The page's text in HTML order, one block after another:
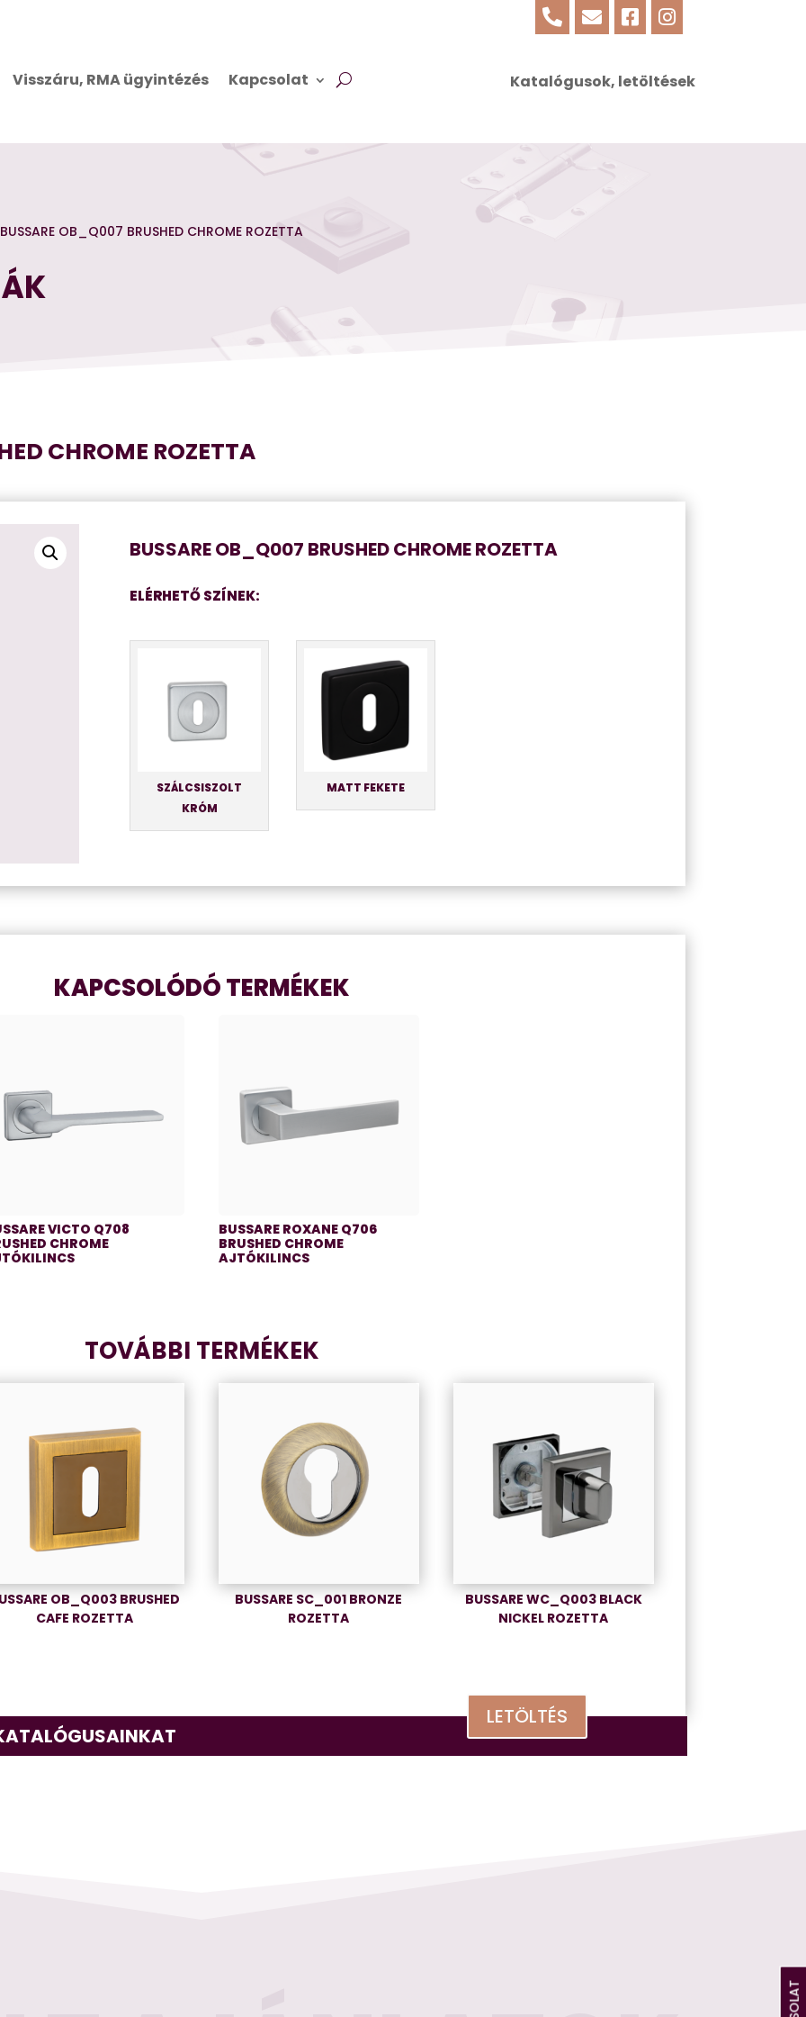
   
Visszáru, RMA ügyintézés Kapcsolat Katalógusok, letöltések
OB_Q007 BRUSHED CHROME ROZETTA
CHROME ROZETTA
BUSSARE OB_Q007 BRUSHED CHROME ROZETTA
ELÉRHETŐ SZÍNEK:
SZÁLCSISZOLT
KRÓM
MATT FEKETE
KAPCSOLÓDÓ TERMÉKEK
VICTO Q708
CHROME
BUSSARE ROXANE Q706
BRUSHED CHROME
AJTÓKILINCS
TOVÁBBI TERMÉKEK
OB_Q003 BRUSHED
CAFE ROZETTA
BUSSARE SC_001 BRONZE
ROZETTA
BUSSARE WC_Q003 BLACK
NICKEL ROZETTA
LETÖLTÉS